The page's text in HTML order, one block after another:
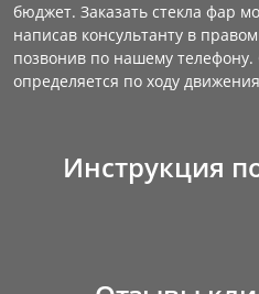
бюджет. Заказать стекла фар
написав консультанту в
позвонив по нашему телефону.
определяется по ходу
Инструкция